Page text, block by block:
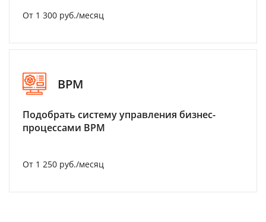
От 1 300 руб./месяц
BPM
Подобрать систему управления бизнес-
процессами BPM
От 1 250 руб./месяц